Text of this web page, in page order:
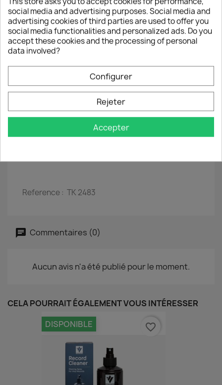
B :Jungle
7" - 45 rpm
Année :1979
Jet Records - JET 144
Vinyl :utilisées
Reference : TK 2483
Commentaires (0)
Aucun avis n'a été publié pour le moment.
CELA POURRAIT ÉGALEMENT VOUS INTÉRESSER
DISPONIBLE favorite_border
social media and advertising purposes. Social media and
advertising cookies of third parties are used to offer you
social media functionalities and personalized ads. Do you
accept these cookies and the processing of personal
data involved?
Configurer
Rejeter
Accepter